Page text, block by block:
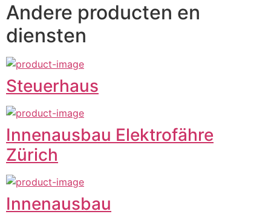
Andere producten en
diensten
Steuerhaus
Innenausbau Elektrofähre
Zürich
Innenausbau